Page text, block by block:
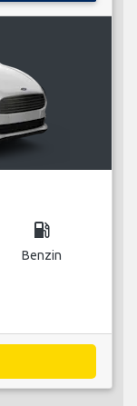
local_gas_station
Benzin